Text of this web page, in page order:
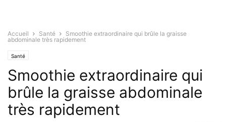
Accueil Santé
Smoothie extraordinaire qui brûle la graisse
abdominale très rapidement
Santé
Smoothie extraordinaire qui
brûle la graisse abdominale
très rapidement